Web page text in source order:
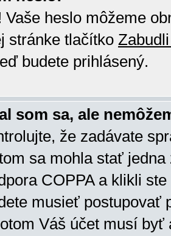
Vaše heslo môžeme
stránke tlačítko
budete prihlásený.
som sa, ale
že zadávate
sa mohla stať
COPPA a klikli
musieť postupovať
Váš účet musí